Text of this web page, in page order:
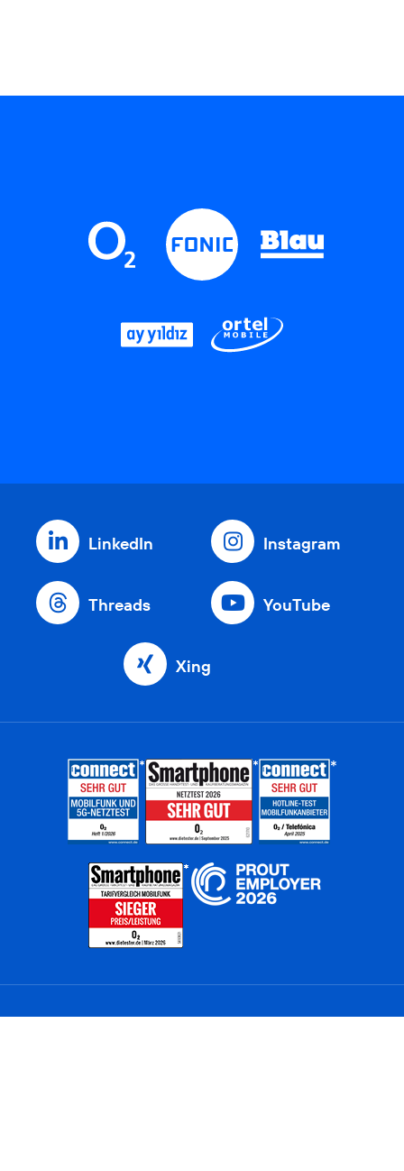
LinkedIn Instagram
Threads YouTube
Xing